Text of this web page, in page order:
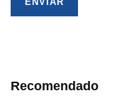
Recomendado